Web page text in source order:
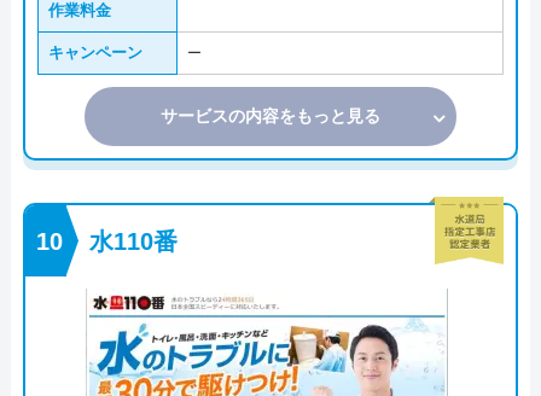
作業料金
キャンペーン ー
サービスの内容をもっと見る
水110番